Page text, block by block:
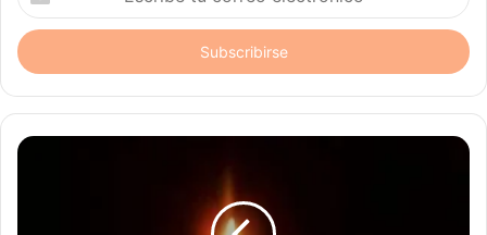
tu
correo
electrónico